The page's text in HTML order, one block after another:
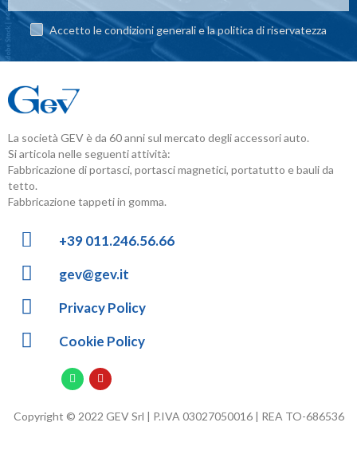
Accetto le condizioni generali e la politica di riservatezza
La società GEV è da 60 anni sul mercato degli accessori auto.
Si articola nelle seguenti attività:
Fabbricazione di portasci, portasci magnetici, portatutto e bauli da
tetto.
Fabbricazione tappeti in gomma.
+39 011.246.56.66
gev@gev.it
Privacy Policy
Cookie Policy
Copyright © 2022 GEV Srl | P.IVA 03027050016 | REA TO-686536